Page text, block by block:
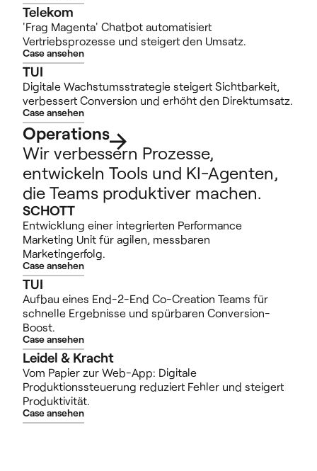
Telekom
'Frag Magenta' Chatbot automatisiert
Vertriebsprozesse und steigert den Umsatz.
Case ansehen
TUI
Digitale Wachstumsstrategie steigert Sichtbarkeit,
verbessert Conversion und erhöht den Direktumsatz.
Case ansehen
Operations
Wir verbessern Prozesse,
entwickeln Tools und KI-Agenten,
die Teams produktiver machen.
SCHOTT
Entwicklung einer integrierten Performance
Marketing Unit für agilen, messbaren
Marketingerfolg.
Case ansehen
TUI
Aufbau eines End-2-End Co-Creation Teams für
schnelle Ergebnisse und spürbaren Conversion-
Boost.
Case ansehen
Leidel & Kracht
Vom Papier zur Web-App: Digitale
Produktionssteuerung reduziert Fehler und steigert
Produktivität.
Case ansehen